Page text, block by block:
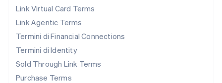
Link Virtual Card Terms
Link Agentic Terms
Termini di Financial Connections
Termini di Identity
Sold Through Link Terms
Purchase Terms